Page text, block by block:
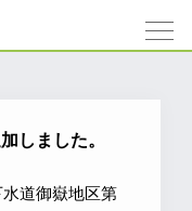
しました。
道御嶽地区第